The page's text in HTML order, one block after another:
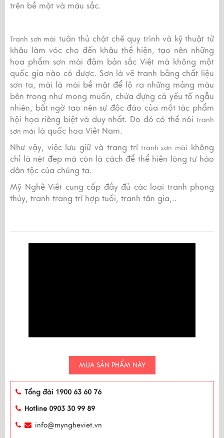
trên bề mặt và màu sắc.
Tranh sơn mài tuân thủ chặt chẽ quy trình và kỹ thuật từ
khâu làm vóc cho đến khâu thể hiện, tạo nên những
họa phẩm sơn mài đậm bản sắc Việt mà không một
quốc gia nào có được. Sơn là vẽ tranh bằng chất liệu
sơn ta, mài là mài bề mặt để lộ ra những mảng màu
bên trong như mong muốn, chứa đựng cả yếu tố ngẫu
nhiên, bất ngờ tạo nên sự độc đáo của một tác phẩm
hội họa riêng biệt và duy nhất. Do đó có thể nói tranh
sơn mài là quốc họa Việt Nam.
Như vậy, việc lưu giữ và trang trítranh sơn mài không
chỉ là nét đẹp mà còn là cách để thể hiện lòng tự hào
dân tộc của chúng ta.
Mỹ Nghệ Việt cung cấp đầy đủ các loại tranh phong
thủy, tranh trang trí hợp tuổi, tranh tân gia,..
MUA SẢN PHẨM NÀY
Tổng đài 1900 63 60 76
Hotline 0903 30 99 89
info@myngheviet.vn